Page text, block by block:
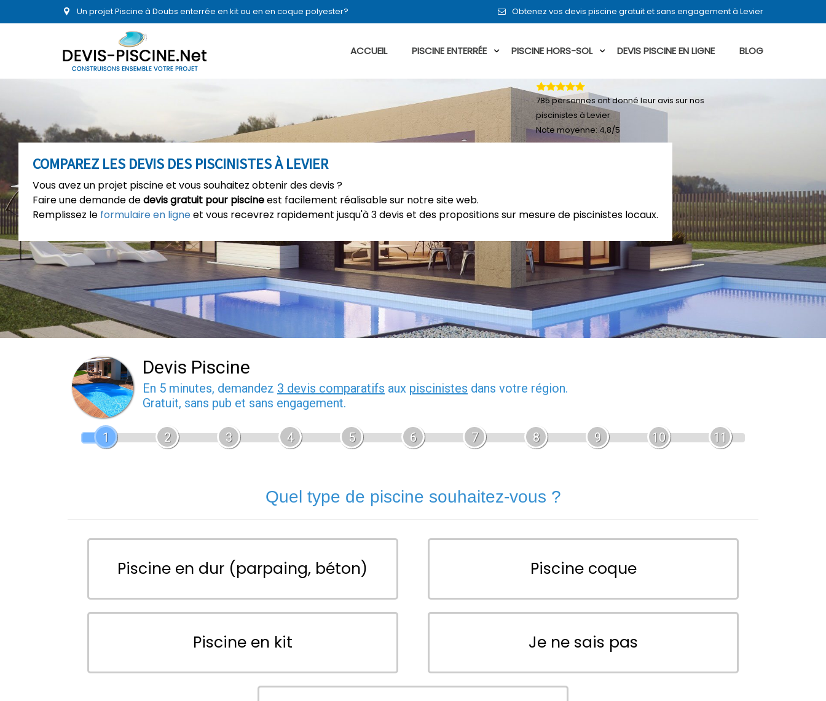
Un projet Piscine à Doubs enterrée en kit ou en en coque polyester? Obtenez vos devis piscine gratuit et sans engagement à Levier
ACCUEIL PISCINE ENTERRÉE PISCINE HORS-SOL DEVIS PISCINE EN LIGNE BLOG
COMPAREZ LES DEVIS DES PISCINISTES À LEVIER
Vous avez un projet piscine et vous souhaitez obtenir des devis ?
Faire une demande dedevis gratuit pour piscineest facilement réalisable sur notre site web.
Remplissez le formulaire en ligneet vous recevrez rapidement jusqu'à 3 devis et des propositions sur mesure de piscinistes locaux.
785personnes ont donné leuravis sur nos
piscinistes à Levier
Note moyenne:4,8/5
Devis Piscine
En 5 minutes, demandez 3 devis comparatifs aux piscinistes dans votre région.
Gratuit, sans pub et sans engagement.
1 2 3 4 5 6 7 8 9 10 11
Quel type de piscine souhaitez-vous ?
Piscine en dur (parpaing, béton) Piscine coque
Piscine en kit Je ne sais pas